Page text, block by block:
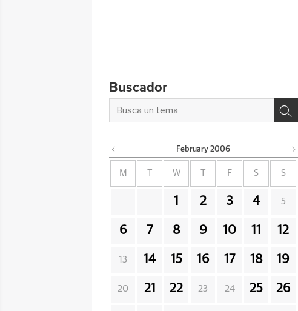
Buscador
February 2006
M W F S S
1 2 3 4 5
6 7 8 9 10 11 12
13 14 15 16 17 18 19
20 21 22 23 24 25 26